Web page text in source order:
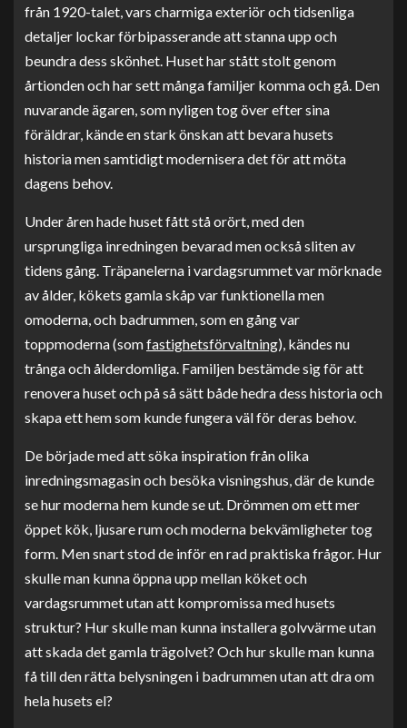
från 1920-talet, vars charmiga exteriör och tidsenliga
detaljer lockar förbipasserande att stanna upp och
beundra dess skönhet. Huset har stått stolt genom
årtionden och har sett många familjer komma och gå. Den
nuvarande ägaren, som nyligen tog över efter sina
föräldrar, kände en stark önskan att bevara husets
historia men samtidigt modernisera det för att möta
dagens behov.
Under åren hade huset fått stå orört, med den
ursprungliga inredningen bevarad men också sliten av
tidens gång. Träpanelerna i vardagsrummet var mörknade
av ålder, kökets gamla skåp var funktionella men
omoderna, och badrummen, som en gång var
toppmoderna (somfastighetsförvaltning), kändes nu
trånga och ålderdomliga. Familjen bestämde sig för att
renovera huset och på så sätt både hedra dess historia och
skapa ett hem som kunde fungera väl för deras behov.
De började med att söka inspiration från olika
inredningsmagasin och besöka visningshus, där de kunde
se hur moderna hem kunde se ut. Drömmen om ett mer
öppet kök, ljusare rum och moderna bekvämligheter tog
form. Men snart stod de inför en rad praktiska frågor. Hur
skulle man kunna öppna upp mellan köket och
vardagsrummet utan att kompromissa med husets
struktur? Hur skulle man kunna installera golvvärme utan
att skada det gamla trägolvet? Och hur skulle man kunna
få till den rätta belysningen i badrummen utan att dra om
hela husets el?